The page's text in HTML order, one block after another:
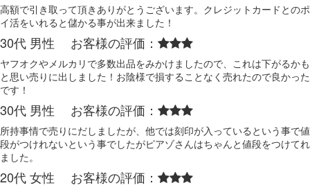
高額で引き取って頂きありがとうございます。クレジットカードとのポ
イ活をいれると儲かる事が出来ました！
30代 男性 お客様の評価：
ヤフオクやメルカリで多数出品をみかけましたので、これは下がるかも
と思い売りに出しました！お陰様で損することなく売れたので良かった
です！
30代 男性 お客様の評価：
所持事情で売りにだしましたが、他では刻印が入っているという事で値
段がつけれないという事でしたがピアゾさんはちゃんと値段をつけてれ
ました。
20代 女性 お客様の評価：